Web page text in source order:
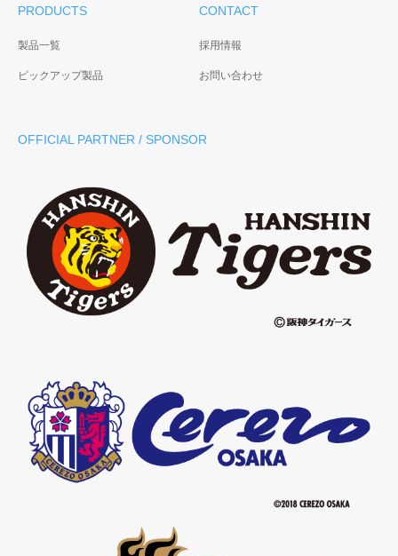
PRODUCTS
製品一覧
ピックアップ製品
CONTACT
採用情報
お問い合わせ
OFFICIAL PARTNER / SPONSOR